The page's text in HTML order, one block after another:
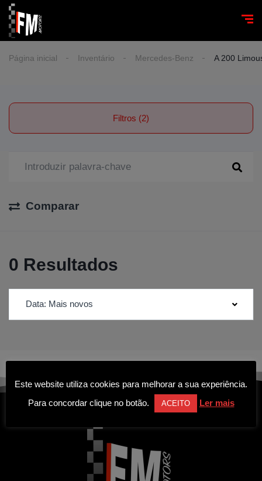
Página inicial Inventário Mercedes-Benz A 200
Filtros (2)
Comparar
0 Resultados
Data: Mais novos
Este website utiliza cookies para melhorar a sua experiência.
Para concordar clique no botão.
ACEITO Ler mais